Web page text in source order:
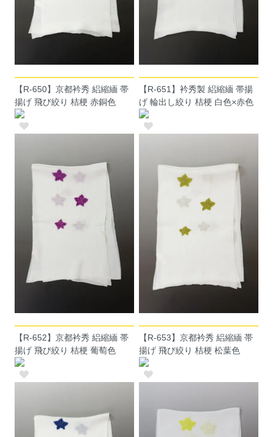
【R-650】京都衿秀 絽縮緬 帯
揚げ 飛び絞り 桔梗 赤銅色
【R-651】衿秀製 絽縮緬 帯揚
げ 輪出し絞り 桔梗 白色×赤色
【R-652】京都衿秀 絽縮緬 帯
揚げ 飛び絞り 桔梗 葡萄色
【R-653】京都衿秀 絽縮緬 帯
揚げ 飛び絞り 桔梗 松葉色